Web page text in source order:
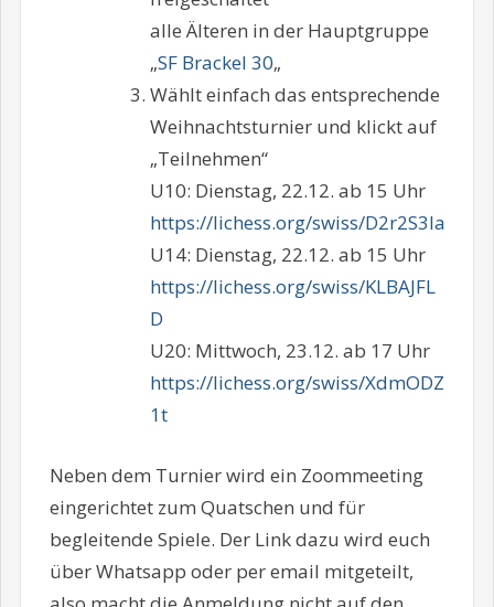
alle Älteren in der Hauptgruppe
„SF Brackel 30„
Wählt einfach das entsprechende
Weihnachtsturnier und klickt auf
„Teilnehmen“
U10: Dienstag, 22.12. ab 15 Uhr
https://lichess.org/swiss/D2r2S3Ia
U14: Dienstag, 22.12. ab 15 Uhr
https://lichess.org/swiss/KLBAJFL
D
U20: Mittwoch, 23.12. ab 17 Uhr
https://lichess.org/swiss/XdmODZ
1t
Neben dem Turnier wird ein Zoommeeting
eingerichtet zum Quatschen und für
begleitende Spiele. Der Link dazu wird euch
über Whatsapp oder per email mitgeteilt,